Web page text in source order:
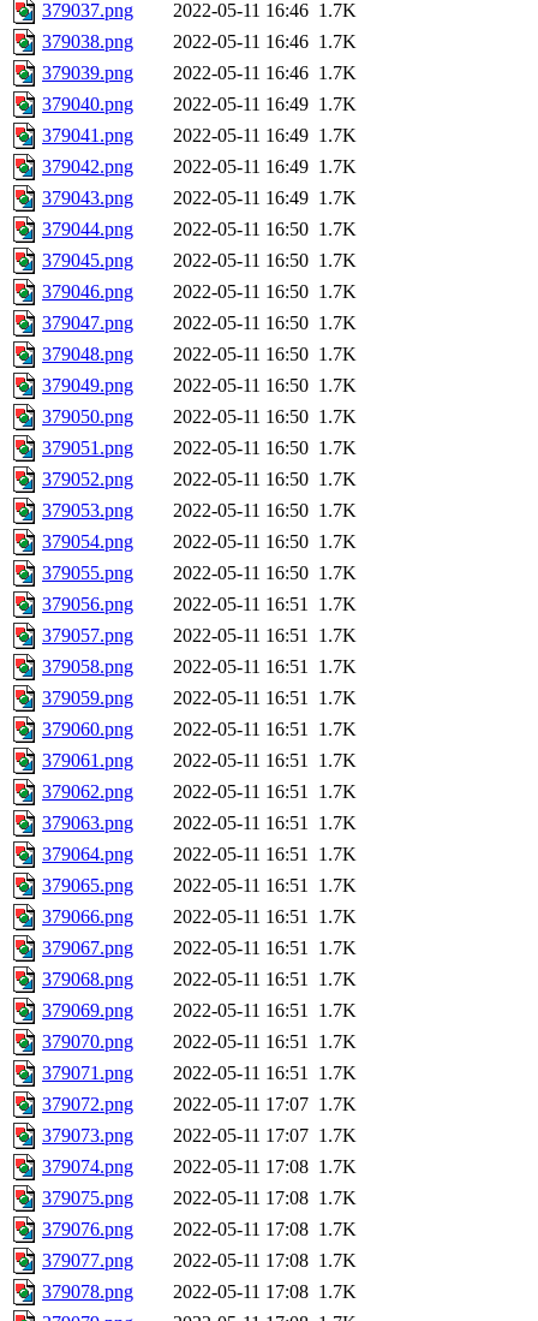
379037.png
2022-05-11 16:46 1.7K
379038.png
2022-05-11 16:46 1.7K
379039.png
2022-05-11 16:46 1.7K
379040.png
2022-05-11 16:49 1.7K
379041.png
2022-05-11 16:49 1.7K
379042.png
2022-05-11 16:49 1.7K
379043.png
2022-05-11 16:49 1.7K
379044.png
2022-05-11 16:50 1.7K
379045.png
2022-05-11 16:50 1.7K
379046.png
2022-05-11 16:50 1.7K
379047.png
2022-05-11 16:50 1.7K
379048.png
2022-05-11 16:50 1.7K
379049.png
2022-05-11 16:50 1.7K
379050.png
2022-05-11 16:50 1.7K
379051.png
2022-05-11 16:50 1.7K
379052.png
2022-05-11 16:50 1.7K
379053.png
2022-05-11 16:50 1.7K
379054.png
2022-05-11 16:50 1.7K
379055.png
2022-05-11 16:50 1.7K
379056.png
2022-05-11 16:51 1.7K
379057.png
2022-05-11 16:51 1.7K
379058.png
2022-05-11 16:51 1.7K
379059.png
2022-05-11 16:51 1.7K
379060.png
2022-05-11 16:51 1.7K
379061.png
2022-05-11 16:51 1.7K
379062.png
2022-05-11 16:51 1.7K
379063.png
2022-05-11 16:51 1.7K
379064.png
2022-05-11 16:51 1.7K
379065.png
2022-05-11 16:51 1.7K
379066.png
2022-05-11 16:51 1.7K
379067.png
2022-05-11 16:51 1.7K
379068.png
2022-05-11 16:51 1.7K
379069.png
2022-05-11 16:51 1.7K
379070.png
2022-05-11 16:51 1.7K
379071.png
2022-05-11 16:51 1.7K
379072.png
2022-05-11 17:07 1.7K
379073.png
2022-05-11 17:07 1.7K
379074.png
2022-05-11 17:08 1.7K
379075.png
2022-05-11 17:08 1.7K
379076.png
2022-05-11 17:08 1.7K
379077.png
2022-05-11 17:08 1.7K
379078.png
2022-05-11 17:08 1.7K